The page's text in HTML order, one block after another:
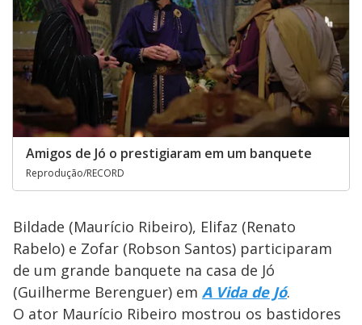
Amigos de Jó o prestigiaram em um banquete
Reprodução/RECORD
Bildade (Maurício Ribeiro), Elifaz (Renato
Rabelo) e Zofar (Robson Santos) participaram
de um grande banquete na casa de Jó
(Guilherme Berenguer) em A Vida de Jó.
O ator Maurício Ribeiro mostrou os bastidores